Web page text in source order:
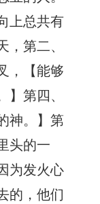
上总共有
第二、
，【能够
第四、
神。】第
头的一
为发火心
的，他们